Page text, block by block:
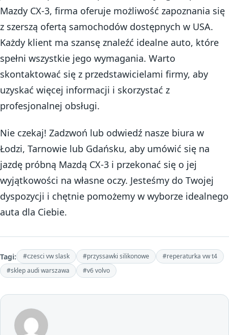
Mazdy CX-3, firma oferuje możliwość zapoznania się
z szerszą ofertą samochodów dostępnych w USA.
Każdy klient ma szansę znaleźć idealne auto, które
spełni wszystkie jego wymagania. Warto
skontaktować się z przedstawicielami firmy, aby
uzyskać więcej informacji i skorzystać z
profesjonalnej obsługi.
Nie czekaj! Zadzwoń lub odwiedź nasze biura w
Łodzi, Tarnowie lub Gdańsku, aby umówić się na
jazdę próbną Mazdą CX-3 i przekonać się o jej
wyjątkowości na własne oczy. Jesteśmy do Twojej
dyspozycji i chętnie pomożemy w wyborze idealnego
auta dla Ciebie.
Tagi: #czesci vw slask #przyssawki silikonowe
#reperaturka vw t4
#sklep audi warszawa
#v6 volvo